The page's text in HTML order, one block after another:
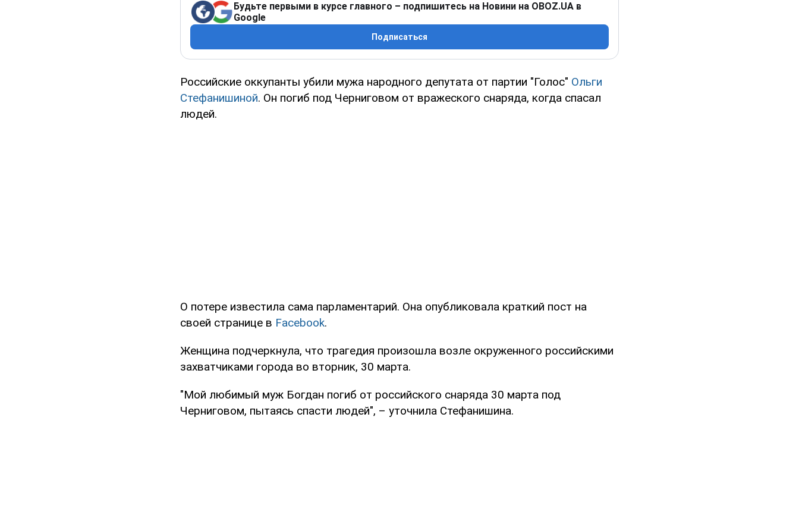
Будьте первыми в курсе главного – подпишитесь на Новини на OBOZ.UA в
Google
Подписаться
Российские оккупанты убили мужа народного депутата от партии "Голос" Ольги
Стефанишиной. Он погиб под Черниговом от вражеского снаряда, когда спасал
людей.
О потере известила сама парламентарий. Она опубликовала краткий пост на
своей странице в Facebook.
Женщина подчеркнула, что трагедия произошла возле окруженного российскими
захватчиками города во вторник, 30 марта.
"Мой любимый муж Богдан погиб от российского снаряда 30 марта под
Черниговом, пытаясь спасти людей", – уточнила Стефанишина.